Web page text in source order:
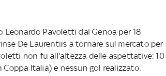
Pavoletti dal Genoa per 18
De Laurentiis a tornare sul mercato per
non fu all'altezza delle aspettative: 10
Coppa Italia) e nessun gol realizzato.